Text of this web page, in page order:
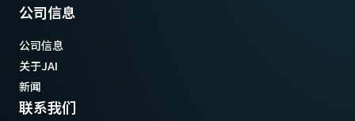
公司信息
公司信息
关于JAI
新闻
联系我们